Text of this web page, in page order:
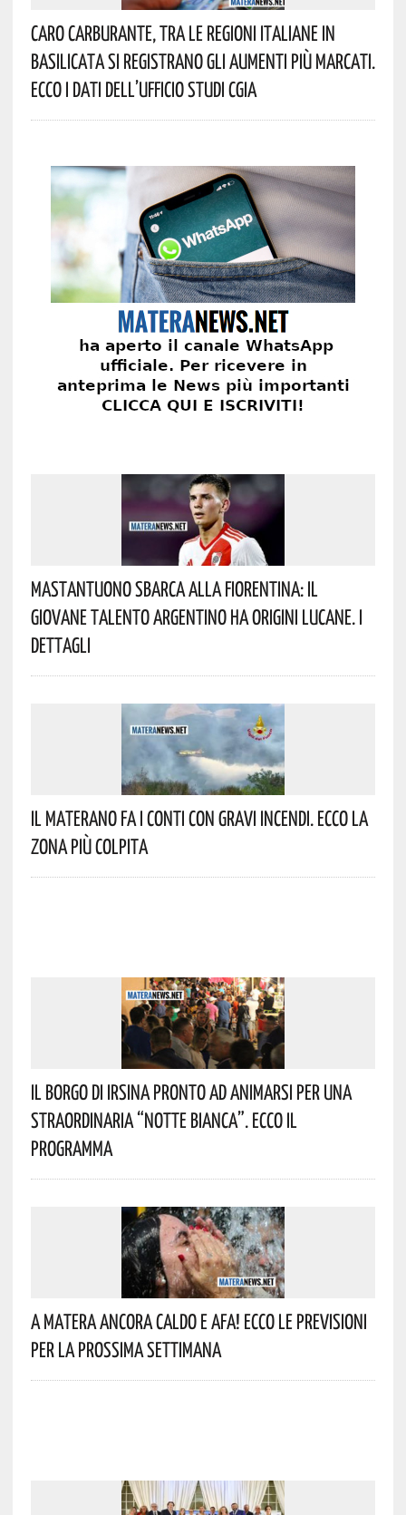
Caro Carburante, Tra Le Regioni Italiane In
Basilicata Si Registrano Gli Aumenti Più Marcati.
Ecco I Dati Dell’Ufficio Studi CGIA
Mastantuono Sbarca Alla Fiorentina: Il
Giovane Talento Argentino Ha Origini Lucane. I
Dettagli
Il Materano Fa I Conti Con Gravi Incendi. Ecco La
Zona Più Colpita
Il Borgo Di Irsina Pronto Ad Animarsi Per Una
Straordinaria “Notte Bianca”. Ecco Il
Programma
A Matera Ancora Caldo E Afa! Ecco Le Previsioni
Per La Prossima Settimana